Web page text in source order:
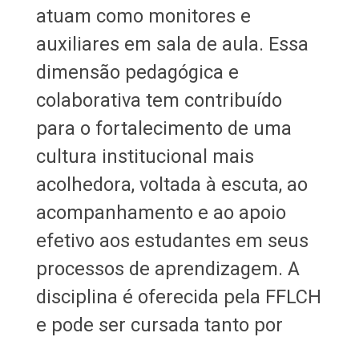
atuam como monitores e
auxiliares em sala de aula. Essa
dimensão pedagógica e
colaborativa tem contribuído
para o fortalecimento de uma
cultura institucional mais
acolhedora, voltada à escuta, ao
acompanhamento e ao apoio
efetivo aos estudantes em seus
processos de aprendizagem. A
disciplina é oferecida pela FFLCH
e pode ser cursada tanto por